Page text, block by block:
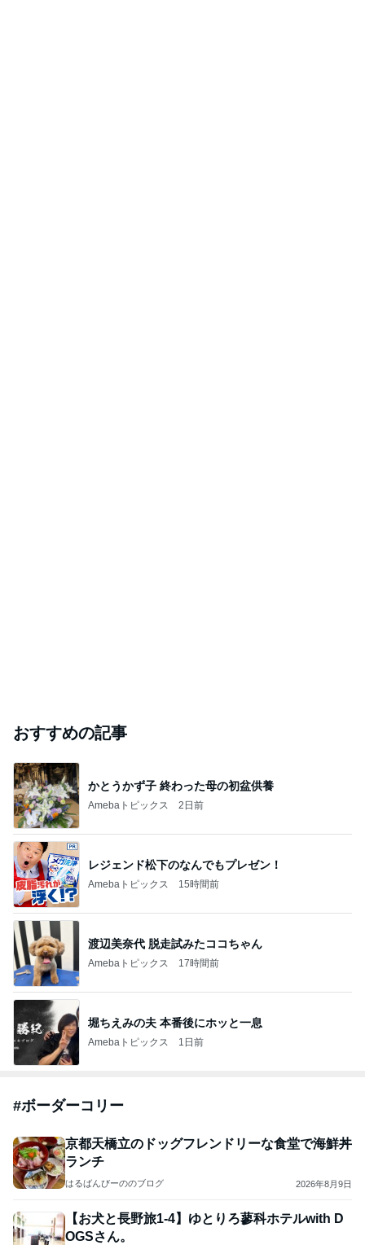
おすすめの記事
かとうかず子 終わった母の初盆供養
Amebaトピックス 2日前
レジェンド松下のなんでもプレゼン！
Amebaトピックス 15時間前
渡辺美奈代 脱走試みたココちゃん
Amebaトピックス 17時間前
堀ちえみの夫 本番後にホッと一息
Amebaトピックス 1日前
#ボーダーコリー
京都天橋立のドッグフレンドリーな食堂で海鮮丼
ランチ
はるばんびーののブログ 2026年8月9日
【お犬と長野旅1-4】ゆとりろ蓼科ホテルwith D
OGSさん。